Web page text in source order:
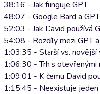
38:16 - Jak funguje GPT
48:07 - Google Bard a
52:03 - Jak David používá
54:08 - Rozdíly mezi GPT
1:03:35 - Starší vs. novější
1:06:30 - Trh s otevřenými
1:09:01 - K čemu David
1:15:45 - Neexistuje jeden